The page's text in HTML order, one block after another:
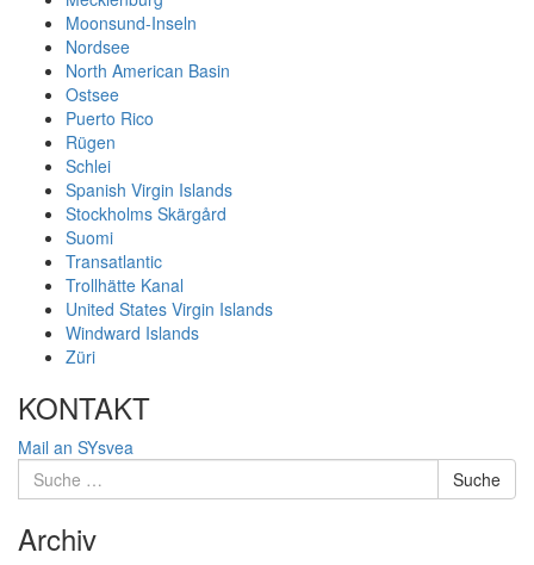
Moonsund-Inseln
Nordsee
North American Basin
Ostsee
Puerto Rico
Rügen
Schlei
Spanish Virgin Islands
Stockholms Skärgård
Suomi
Transatlantic
Trollhätte Kanal
United States Virgin Islands
Windward Islands
Züri
KONTAKT
Mail an SYsvea
Suche
nach:
Suche
Archiv